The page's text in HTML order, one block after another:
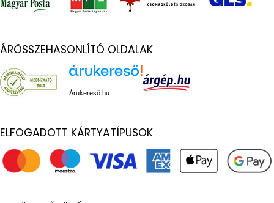
ÁRÖSSZEHASONLÍTÓ OLDALAK
Árukereső.hu
ELFOGADOTT KÁRTYATÍPUSOK